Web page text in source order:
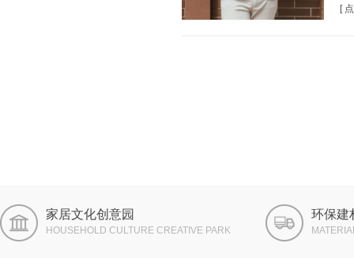
[
家居文化创意园
HOUSEHOLD CULTURE CREATIVE PARK
环保建